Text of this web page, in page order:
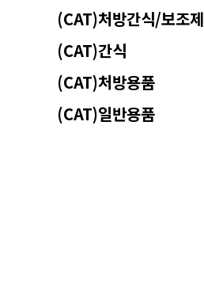
(CAT)처방간식/보조제
(CAT)간식
(CAT)처방용품
(CAT)일반용품